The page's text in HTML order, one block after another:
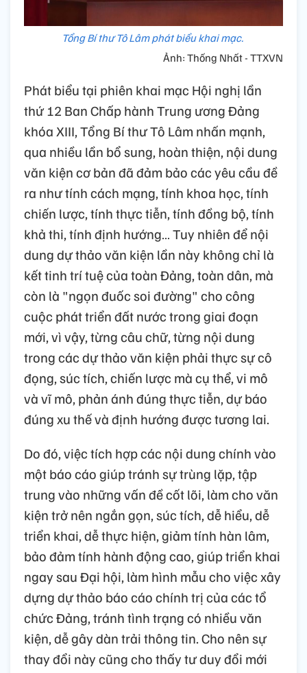
Tổng Bí thư Tô Lâm phát biểu khai mạc.
Ảnh: Thống Nhất - TTXVN
Phát biểu tại phiên khai mạc Hội nghị lần
thứ 12 Ban Chấp hành Trung ương Đảng
khóa XIII, Tổng Bí thư Tô Lâm nhấn mạnh,
qua nhiều lần bổ sung, hoàn thiện, nội dung
văn kiện cơ bản đã đảm bảo các yêu cầu đề
ra như tính cách mạng, tính khoa học, tính
chiến lược, tính thực tiễn, tính đồng bộ, tính
khả thi, tính định hướng… Tuy nhiên để nội
dung dự thảo văn kiện lần này không chỉ là
kết tinh trí tuệ của toàn Đảng, toàn dân, mà
còn là "ngọn đuốc soi đường" cho công
cuộc phát triển đất nước trong giai đoạn
mới, vì vậy, từng câu chữ, từng nội dung
trong các dự thảo văn kiện phải thực sự cô
đọng, súc tích, chiến lược mà cụ thể, vi mô
và vĩ mô, phản ánh đúng thực tiễn, dự báo
đúng xu thế và định hướng được tương lai.
Do đó, việc tích hợp các nội dung chính vào
một báo cáo giúp tránh sự trùng lặp, tập
trung vào những vấn đề cốt lõi, làm cho văn
kiện trở nên ngắn gọn, súc tích, dễ hiểu, dễ
triển khai, dễ thực hiện, giảm tính hàn lâm,
bảo đảm tính hành động cao, giúp triển khai
ngay sau Đại hội, làm hình mẫu cho việc xây
dựng dự thảo báo cáo chính trị của các tổ
chức Đảng, tránh tình trạng có nhiều văn
kiện, dễ gây dàn trải thông tin. Cho nên sự
thay đổi này cũng cho thấy tư duy đổi mới